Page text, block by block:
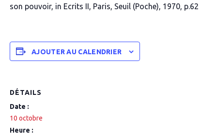
son pouvoir, in Ecrits II, Paris, Seuil (Poche), 1970, p.62
AJOUTER AU CALENDRIER
DÉTAILS
Date :
10 octobre
Heure :